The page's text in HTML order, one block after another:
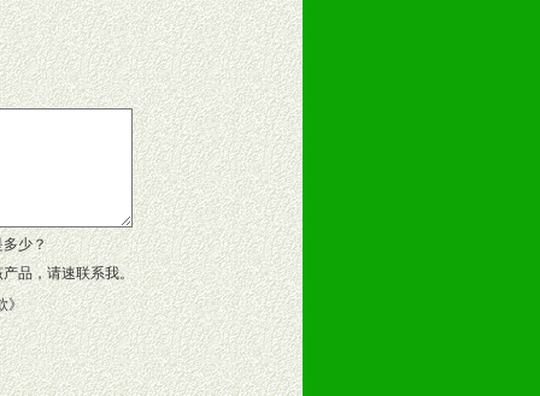
作手册、专柜咨询手册等各种市
多少？
品，请速联系我。
》